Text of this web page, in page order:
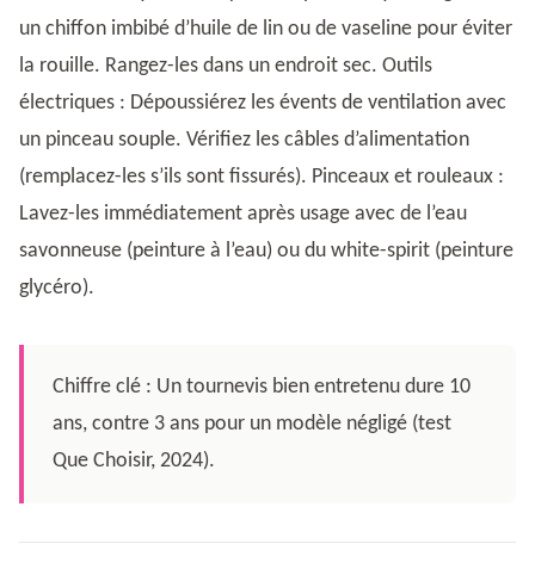
un chiffon imbibé d’huile de lin ou de vaseline pour éviter
la rouille. Rangez-les dans un endroit sec. Outils
électriques : Dépoussiérez les évents de ventilation avec
un pinceau souple. Vérifiez les câbles d’alimentation
(remplacez-les s’ils sont fissurés). Pinceaux et rouleaux :
Lavez-les immédiatement après usage avec de l’eau
savonneuse (peinture à l’eau) ou du white-spirit (peinture
glycéro).
Chiffre clé : Un tournevis bien entretenu dure 10
ans, contre 3 ans pour un modèle négligé (test
Que Choisir, 2024).